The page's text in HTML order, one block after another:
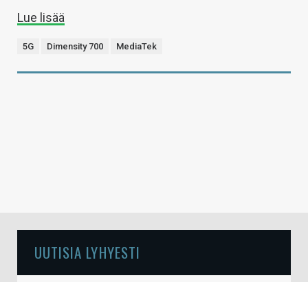
Lue lisää
5G Dimensity 700 MediaTek
UUTISIA LYHYESTI